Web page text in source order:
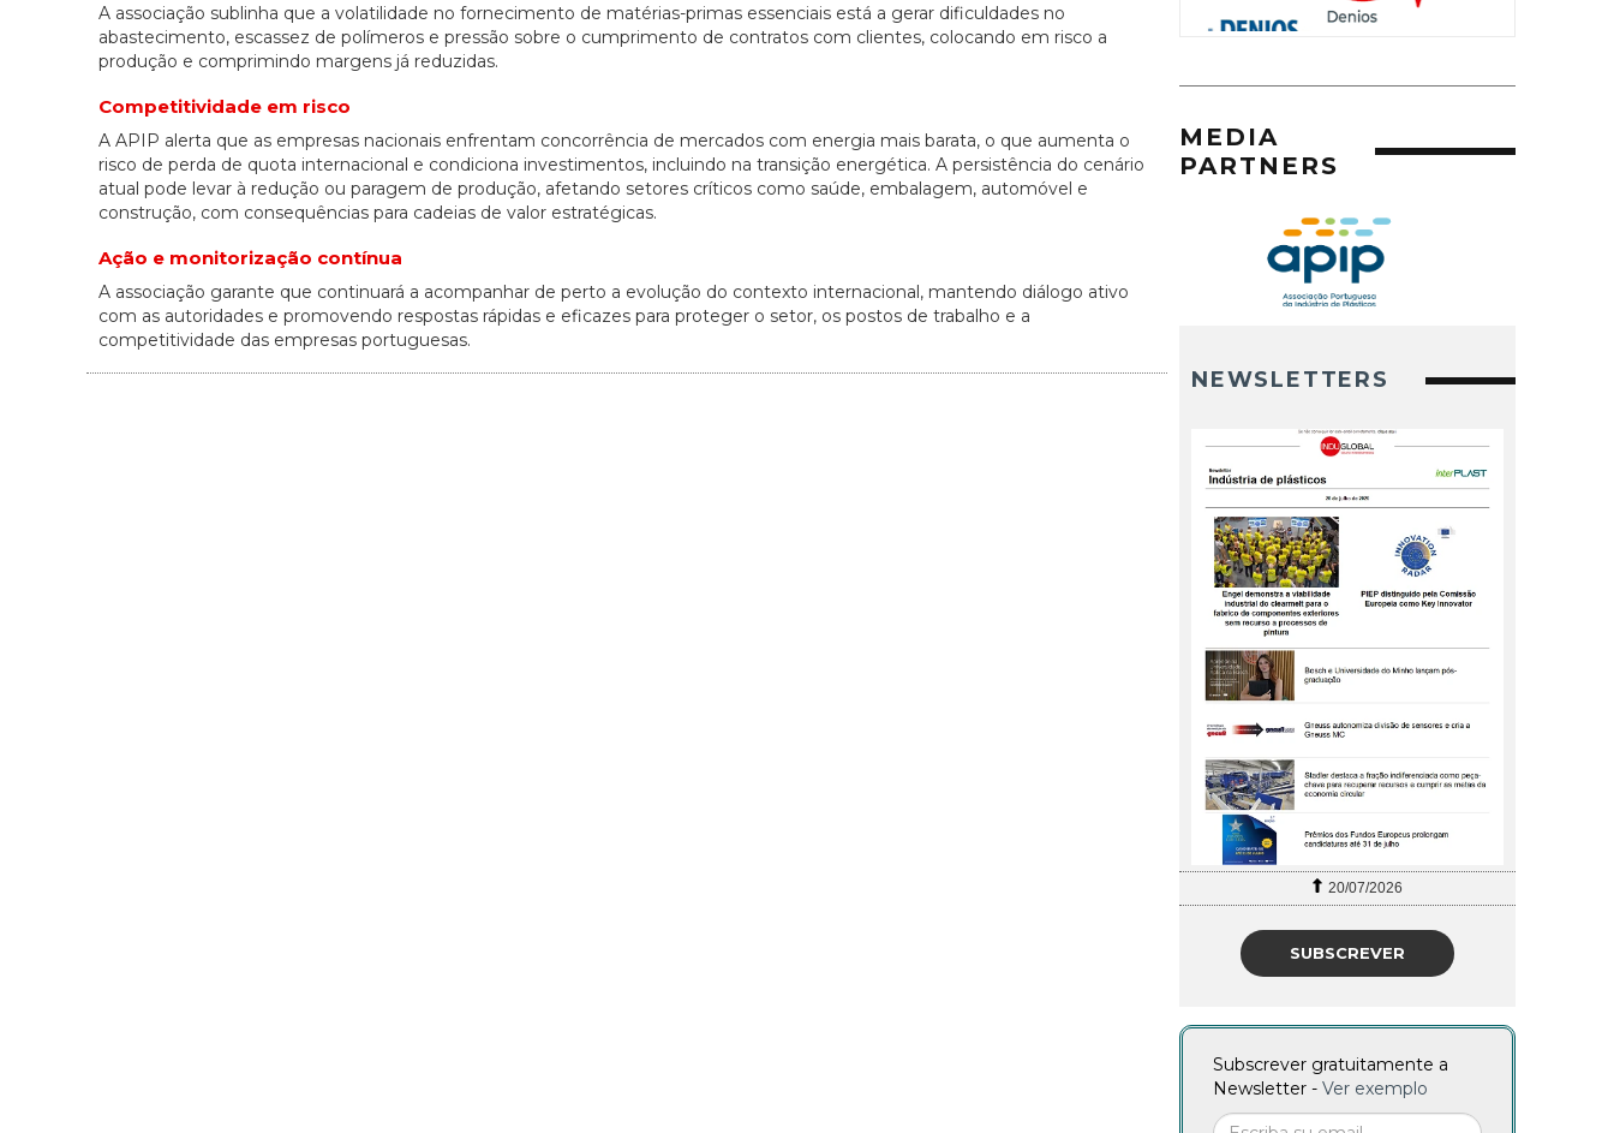
A associação sublinha que a volatilidade no fornecimento de matérias-primas essenciais está a gerar dificuldades no
abastecimento, escassez de polímeros e pressão sobre o cumprimento de contratos com clientes, colocando em risco a
produção e comprimindo margens já reduzidas.
Competitividade em risco
A APIP alerta que as empresas nacionais enfrentam concorrência de mercados com energia mais barata, o que aumenta o
risco de perda de quota internacional e condiciona investimentos, incluindo na transição energética. A persistência do cenário
atual pode levar à redução ou paragem de produção, afetando setores críticos como saúde, embalagem, automóvel e
construção, com consequências para cadeias de valor estratégicas.
Ação e monitorização contínua
A associação garante que continuará a acompanhar de perto a evolução do contexto internacional, mantendo diálogo ativo
com as autoridades e promovendo respostas rápidas e eficazes para proteger o setor, os postos de trabalho e a
competitividade das empresas portuguesas.
MEDIA
PARTNERS
NEWSLETTERS
20/07/2026
SUBSCREVER
Subscrever gratuitamente a
Newsletter - Ver exemplo